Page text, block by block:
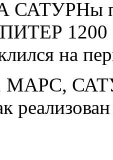
САТУРНы
1200
на
МАРС,